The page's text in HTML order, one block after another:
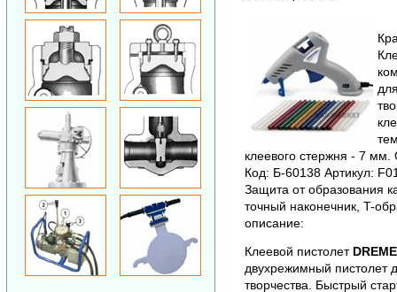
клеевого стержня - 7
Код: Б-60138 Артикул:
Защита от образования
точный наконечник, T-
описание:
Клеевой пистолет
двухрежимный пистолет
творчества. Быстрый